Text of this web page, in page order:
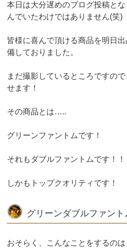
本日は大分遅めのブログ投稿と
んでいたわけではありません(笑)
皆様に喜んで頂ける商品を明日
備しておりました。
まだ撮影しているところですの
せます！
その商品とは…..
グリーンファントムです！
それもダブルファントムです！！
しかもトップクオリティです！
グリーンダブルファン
おそらく、こんなことをするの